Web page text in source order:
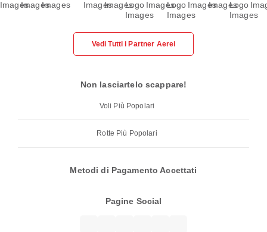
Vedi Tutti i Partner Aerei
Non lasciartelo scappare!
Voli Più Popolari
Rotte Più Popolari
Metodi di Pagamento Accettati
Pagine Social